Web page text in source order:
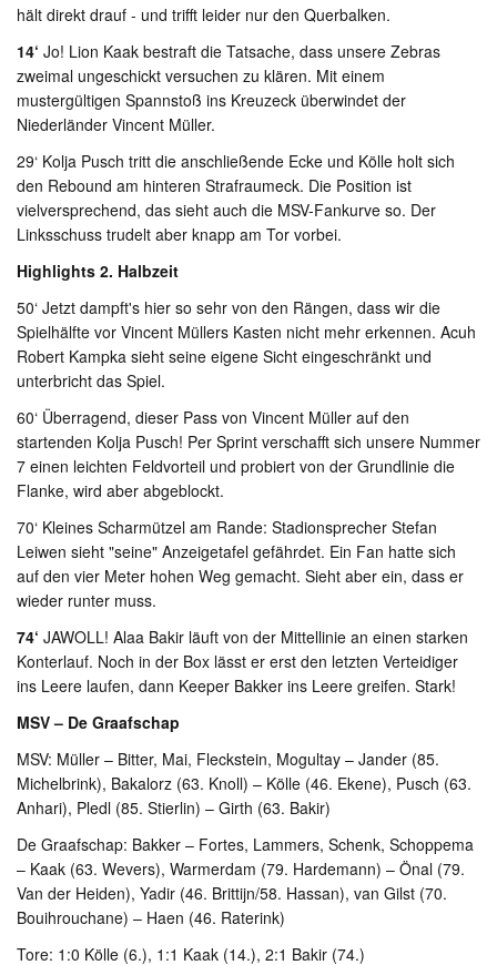
hält direkt drauf - und trifft leider nur den Querbalken.
14‘ Jo! Lion Kaak bestraft die Tatsache, dass unsere Zebras
zweimal ungeschickt versuchen zu klären. Mit einem
mustergültigen Spannstoß ins Kreuzeck überwindet der
Niederländer Vincent Müller.
29‘ Kolja Pusch tritt die anschließende Ecke und Kölle holt sich
den Rebound am hinteren Strafraumeck. Die Position ist
vielversprechend, das sieht auch die MSV-Fankurve so. Der
Linksschuss trudelt aber knapp am Tor vorbei.
Highlights 2. Halbzeit
50‘ Jetzt dampft's hier so sehr von den Rängen, dass wir die
Spielhälfte vor Vincent Müllers Kasten nicht mehr erkennen. Acuh
Robert Kampka sieht seine eigene Sicht eingeschränkt und
unterbricht das Spiel.
60‘ Überragend, dieser Pass von Vincent Müller auf den
startenden Kolja Pusch! Per Sprint verschafft sich unsere Nummer
7 einen leichten Feldvorteil und probiert von der Grundlinie die
Flanke, wird aber abgeblockt.
70‘ Kleines Scharmützel am Rande: Stadionsprecher Stefan
Leiwen sieht "seine" Anzeigetafel gefährdet. Ein Fan hatte sich
auf den vier Meter hohen Weg gemacht. Sieht aber ein, dass er
wieder runter muss.
74‘ JAWOLL! Alaa Bakir läuft von der Mittellinie an einen starken
Konterlauf. Noch in der Box lässt er erst den letzten Verteidiger
ins Leere laufen, dann Keeper Bakker ins Leere greifen. Stark!
MSV – De Graafschap
MSV: Müller – Bitter, Mai, Fleckstein, Mogultay – Jander (85.
Michelbrink), Bakalorz (63. Knoll) – Kölle (46. Ekene), Pusch (63.
Anhari), Pledl (85. Stierlin) – Girth (63. Bakir)
De Graafschap: Bakker – Fortes, Lammers, Schenk, Schoppema
– Kaak (63. Wevers), Warmerdam (79. Hardemann) – Önal (79.
Van der Heiden), Yadir (46. Brittijn/58. Hassan), van Gilst (70.
Bouihrouchane) – Haen (46. Raterink)
Tore: 1:0 Kölle (6.), 1:1 Kaak (14.), 2:1 Bakir (74.)